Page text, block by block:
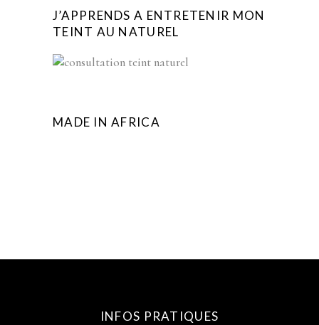
J’APPRENDS A ENTRETENIR MON
TEINT AU NATUREL
MADE IN AFRICA
INFOS PRATIQUES